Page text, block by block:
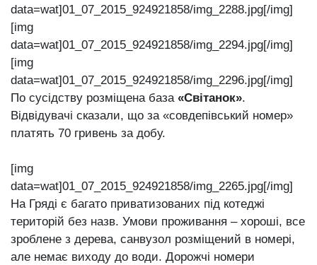
data=wat]01_07_2015_924921858/img_2288.jpg[/img]
[img
data=wat]01_07_2015_924921858/img_2294.jpg[/img]
[img
data=wat]01_07_2015_924921858/img_2296.jpg[/img]
По сусідству розміщена база «Світанок».
Відвідувачі сказали, що за «совдепівський номер»
платять 70 гривень за добу.
[img
data=wat]01_07_2015_924921858/img_2265.jpg[/img]
На Гряді є багато приватизованих під котеджі
територій без назв. Умови проживання – хороші, все
зроблене з дерева, санвузол розміщений в номері,
але немає виходу до води. Дорожчі номери